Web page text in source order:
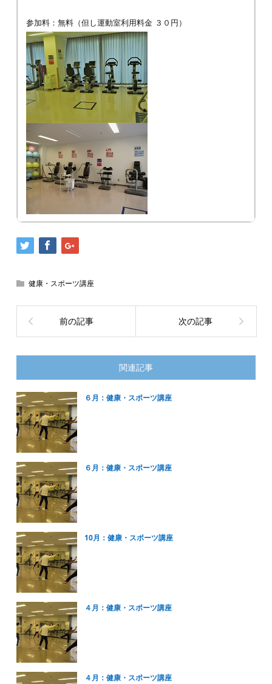
参加料：無料（但し運動室利用料金 ３０円）
健康・スポーツ講座
前の記事 次の記事
関連記事
６月：健康・スポーツ講座
６月：健康・スポーツ講座
10月：健康・スポーツ講座
４月：健康・スポーツ講座
４月：健康・スポーツ講座